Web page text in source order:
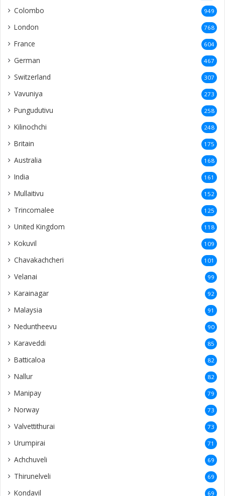
Colombo 949
London 768
France 604
German 467
Switzerland 307
Vavuniya 273
Pungudutivu 258
Kilinochchi 248
Britain 175
Australia 168
India 161
Mullaitivu 152
Trincomalee 125
United Kingdom 118
Kokuvil 109
Chavakachcheri 101
Velanai 99
Karainagar 92
Malaysia 91
Neduntheevu 90
Karaveddi 85
Batticaloa 82
Nallur 82
Manipay 79
Norway 73
Valvettithurai 73
Urumpirai 71
Achchuveli 69
Thirunelveli 69
Kondavil 69